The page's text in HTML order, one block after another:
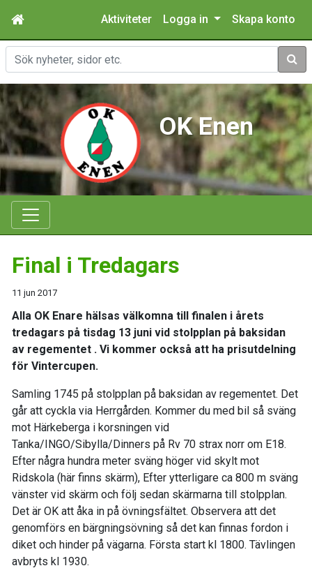
Aktiviteter Logga in Skapa konto
Sök
OK Enen
Final i Tredagars
11 jun 2017
Alla OK Enare hälsas välkomna till finalen i årets
tredagars på tisdag 13 juni vid stolpplan på baksidan
av regementet . Vi kommer också att ha prisutdelning
för Vintercupen.
Samling 1745 på stolpplan på baksidan av regementet. Det
går att cyckla via Herrgården. Kommer du med bil så sväng
mot Härkeberga i korsningen vid
Tanka/INGO/Sibylla/Dinners på Rv 70 strax norr om E18.
Efter några hundra meter sväng höger vid skylt mot
Ridskola (här finns skärm), Efter ytterligare ca 800 m sväng
vänster vid skärm och följ sedan skärmarna till stolpplan.
Det är OK att åka in på övningsfältet. Observera att det
genomförs en bärgningsövning så det kan finnas fordon i
diket och hinder på vägarna. Första start kl 1800. Tävlingen
avbryts kl 1930.